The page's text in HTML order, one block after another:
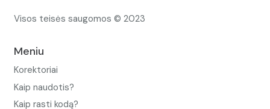
Visos teisės saugomos © 2023
Meniu
Korektoriai
Kaip naudotis?
Kaip rasti kodą?